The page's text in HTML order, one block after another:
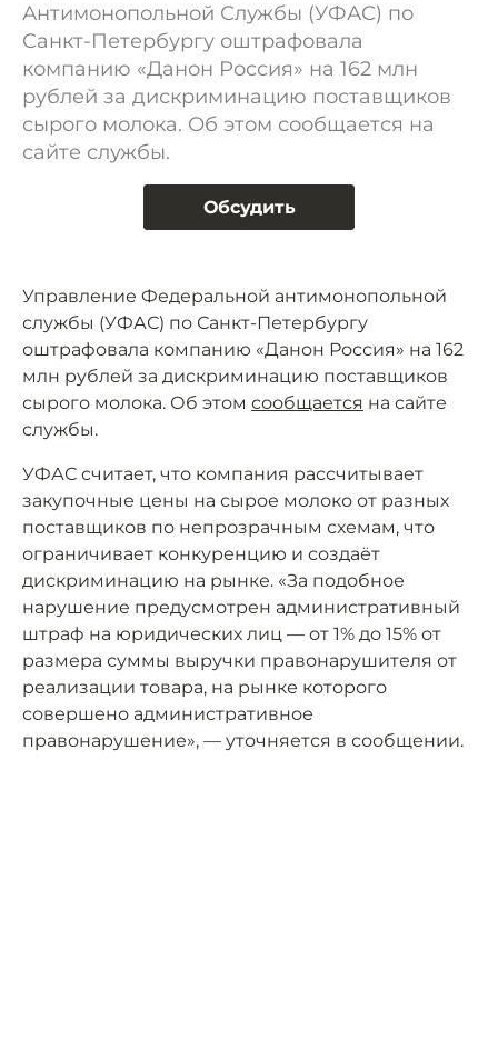
Антимонопольной Службы (УФАС) по
Санкт-Петербургу оштрафовала
компанию «Данон Россия» на 162 млн
рублей за дискриминацию поставщиков
сырого молока. Об этом сообщается на
сайте службы.
Обсудить
Управление Федеральной антимонопольной
службы (УФАС) по Санкт-Петербургу
оштрафовала компанию «Данон Россия» на 162
млн рублей за дискриминацию поставщиков
сырого молока. Об этом сообщается на сайте
службы.
УФАС считает, что компания рассчитывает
закупочные цены на сырое молоко от разных
поставщиков по непрозрачным схемам, что
ограничивает конкуренцию и создаёт
дискриминацию на рынке. «За подобное
нарушение предусмотрен административный
штраф на юридических лиц — от 1% до 15% от
размера суммы выручки правонарушителя от
реализации товара, на рынке которого
совершено административное
правонарушение», — уточняется в сообщении.